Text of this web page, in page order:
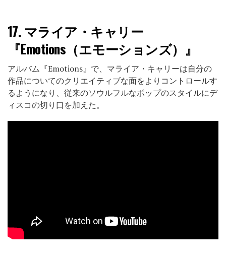
17. マライア・キャリー
『Emotions（エモーションズ）』
アルバム『Emotions』で、マライア・キャリーは自分の
作品についてのクリエイティブな面をよりコントロールす
るようになり、従来のソウルフルなポップのスタイルにデ
ィスコの切り口を加えた。